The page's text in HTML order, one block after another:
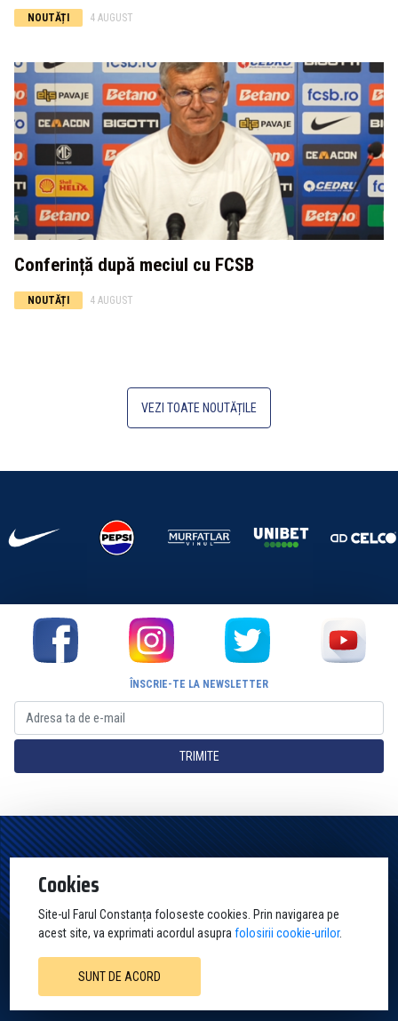
NOUTĂȚI 4 AUGUST
Conferință după meciul cu FCSB
NOUTĂȚI 4 AUGUST
VEZI TOATE NOUTĂȚILE
ÎNSCRIE-TE LA NEWSLETTER
TRIMITE
Cookies
Site-ul Farul Constanța foloseste cookies. Prin navigarea pe
acest site, va exprimati acordul asuprafolosirii cookie-urilor.
SUNT DE ACORD